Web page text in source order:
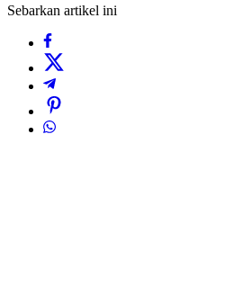
Sebarkan artikel ini